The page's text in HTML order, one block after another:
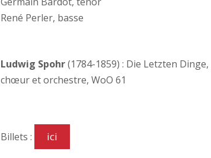
René Perler, basse
Ludwig Spohr(1784-1859) : Die Letzten
chœur et orchestre, WoO 61
Billets : ici